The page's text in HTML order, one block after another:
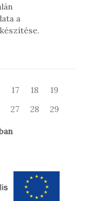
a
17 18
19
27 28
29